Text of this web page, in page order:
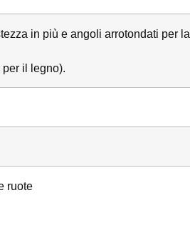
in più e angoli arrotondati per la
il legno).
ruote